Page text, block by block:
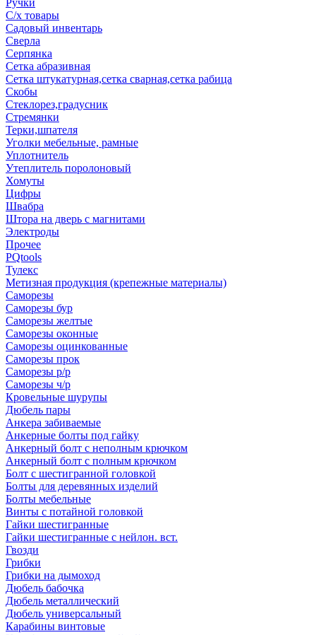
Ручки
С/х товары
Садовый инвентарь
Сверла
Серпянка
Сетка абразивная
Сетка штукатурная,сетка сварная,сетка рабица
Скобы
Стеклорез,градусник
Стремянки
Терки,шпателя
Уголки мебельные, рамные
Уплотнитель
Утеплитель поролоновый
Хомуты
Цифры
Швабра
Штора на дверь с магнитами
Электроды
Прочее
PQtools
Тулекс
Метизная продукция (крепежные материалы)
Саморезы
Саморезы бур
Саморезы желтые
Саморезы оконные
Саморезы оцинкованные
Саморезы прок
Саморезы р/р
Саморезы ч/р
Кровельные шурупы
Дюбель пары
Анкера забиваемые
Анкерные болты под гайку
Анкерный болт с неполным крючком
Анкерный болт с полным крючком
Болт с шестигранной головкой
Болты для деревянных изделий
Болты мебельные
Винты с потайной головкой
Гайки шестигранные
Гайки шестигранные с нейлон. вст.
Гвозди
Грибки
Грибки на дымоход
Дюбель бабочка
Дюбель металлический
Дюбель универсальный
Карабины винтовые